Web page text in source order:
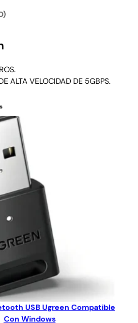
ALTA VELOCIDAD DE 5GBPS.
USB Ugreen Compatible
Con Windows